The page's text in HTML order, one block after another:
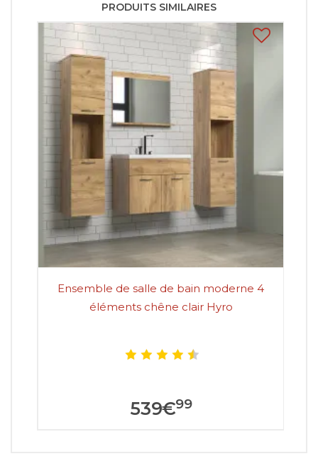
PRODUITS SIMILAIRES
Ensemble de salle de bain moderne 4
éléments chêne clair Hyro
539€99